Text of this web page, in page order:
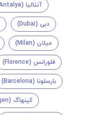
آنتالیا (Antalya)
دبی (Dubai)
میلان (Milan)
فلورانس (Florence)
بارسلونا (Barcelona)
کپنهاگ (Copenhagen)